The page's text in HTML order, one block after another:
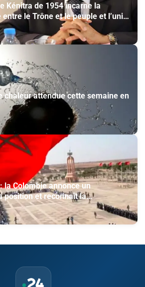
Kénitra de 1954 incarne la
le Trône et le peuple et l’unité
(M. El Ktiri)
chaleur attendue cette semaine en
la Colombie annonce un
position et reconnaît la
sur son Sahara